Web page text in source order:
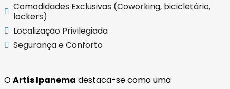
Comodidades Exclusivas (Coworking, bicicletário,
lockers)
Localização Privilegiada
Segurança e Conforto
OArtís Ipanema destaca-se como uma